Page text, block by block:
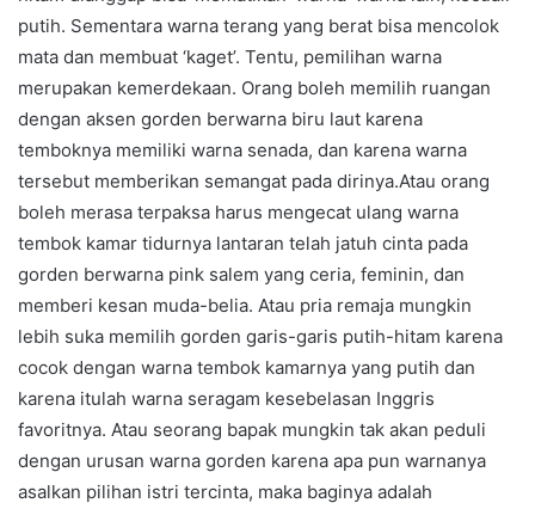
putih. Sementara warna terang yang berat bisa mencolok
mata dan membuat ‘kaget’. Tentu, pemilihan warna
merupakan kemerdekaan. Orang boleh memilih ruangan
dengan aksen gorden berwarna biru laut karena
temboknya memiliki warna senada, dan karena warna
tersebut memberikan semangat pada dirinya.Atau orang
boleh merasa terpaksa harus mengecat ulang warna
tembok kamar tidurnya lantaran telah jatuh cinta pada
gorden berwarna pink salem yang ceria, feminin, dan
memberi kesan muda-belia. Atau pria remaja mungkin
lebih suka memilih gorden garis-garis putih-hitam karena
cocok dengan warna tembok kamarnya yang putih dan
karena itulah warna seragam kesebelasan Inggris
favoritnya. Atau seorang bapak mungkin tak akan peduli
dengan urusan warna gorden karena apa pun warnanya
asalkan pilihan istri tercinta, maka baginya adalah